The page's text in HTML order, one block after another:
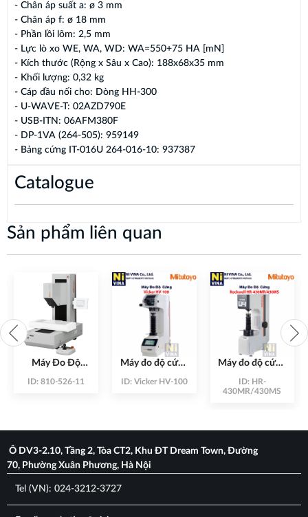
- Chân áp suất a: ø 3 mm
- Chân áp f: ø 18 mm
- Phần lồi lõm: 2,5 mm
- Lực lò xo WE, WA, WD: WA=550+75 HA [mN]
- Kích thước (Rộng x Sâu x Cao): 188x68x35 mm
- Khối lượng: 0,32 kg
- Cáp đầu nối cho: Dòng HH-300
- U-WAVE-T: 02AZD790E
- USB-ITN: 06AFM380F
- DP-1VA (264-505): 959149
- Bảng cứng IT-016U 264-016-10: 937387
Catalogue
Sản phẩm liên quan
Máy Đo Độ
ID:810-526-11
Máy đo độ cứng
ID: Vicker HV-100
Máy đo độ cứng
430MR/430MS
ID: HR-
430MR/430MS
Ô DV3-2.10, Tầng 2, Tòa CT2, Khu ĐT Dream Town, Đường
70, Phường Xuân Phương, Hà Nội
Tel (VN): 024-3212-3727